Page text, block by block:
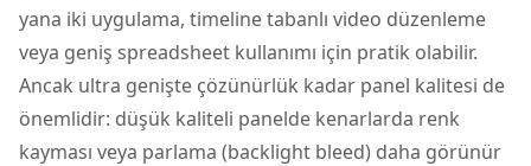
yana iki uygulama, timeline tabanlı video düzenleme
veya geniş spreadsheet kullanımı için pratik olabilir.
Ancak ultra genişte çözünürlük kadar panel kalitesi de
önemlidir: düşük kaliteli panelde kenarlarda renk
kayması veya parlama (backlight bleed) daha görünür